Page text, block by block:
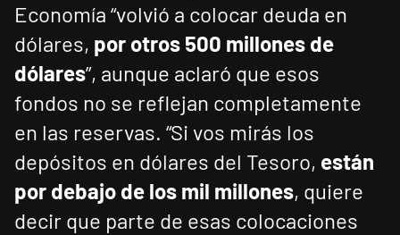
Economía “volvió a colocar deuda en
dólares, por otros 500 millones de
dólares”, aunque aclaró que esos
fondos no se reflejan completamente
en las reservas. “Si vos mirás los
depósitos en dólares del Tesoro, están
por debajo de los mil millones, quiere
decir que parte de esas colocaciones